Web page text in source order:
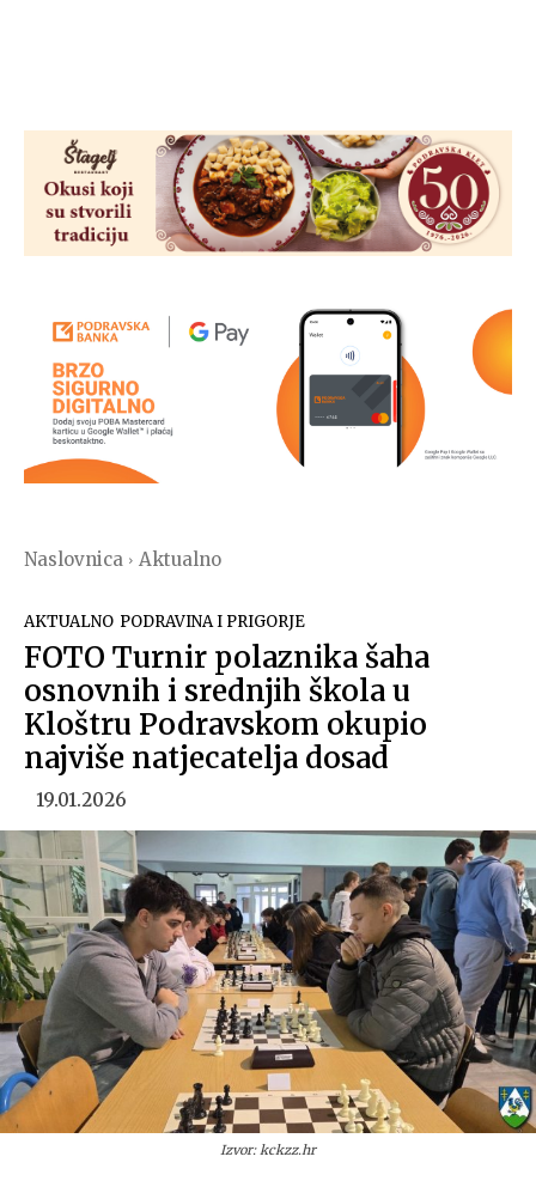
Naslovnica Aktualno
AKTUALNO PODRAVINA I PRIGORJE
FOTO Turnir polaznika šaha
osnovnih i srednjih škola u
Kloštru Podravskom okupio
najviše natjecatelja dosad
19.01.2026
Izvor: kckzz.hr